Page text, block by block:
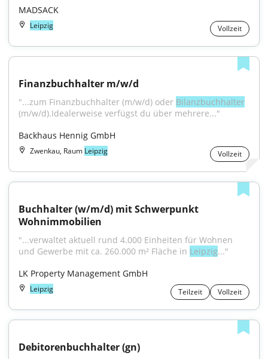
MADSACK
Leipzig Vollzeit
Finanzbuchhalter m/w/d
"...zum Finanzbuchhalter (m/w/d) oder Bilanzbuchhalter
(m/w/d).Idealerweise verfügst du über mehrere..."
Backhaus Hennig GmbH
Zwenkau, Raum Leipzig Vollzeit
Buchhalter (w/m/d) mit Schwerpunkt
Wohnimmobilien
"...verwaltet aktuell rund 4.000 Einheiten für Wohnen
und Gewerbe mit ca. 260.000 m² Fläche in Leipzig..."
LK Property Management GmbH
Leipzig Teilzeit Vollzeit
Debitorenbuchhalter (gn)